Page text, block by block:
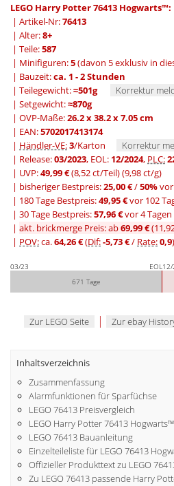
LEGO Harry Potter 76413
| Artikel-Nr:76413
| Alter:8+
| Teile:587
| Minifiguren:5(davon 5 exklusiv in
| Bauzeit:ca. 1 - 2 Stunden
| Teilegewicht:≈501g
Korrektur
| Setgewicht:≈870g
| OVP-Maße:26.2 x 38.2 x 7.05 cm
| EAN:5702017413174
| Händler-VE:3/Karton
Korrektur
| Release:03/2023, EOL: 12/2024, PLC:
| UVP:49,99 €(8,52 ct/Teil)(9,98 ct/g)
| bisheriger Bestpreis:25,00 €/50%vor
| 180 Tage Bestpreis:49,95 €vor 102
| 30 Tage Bestpreis:57,96 €vor 4 Tagen
| akt. brickmerge Preis: ab69,99 €
| POV:ca.64,26 €(Dif:-5,73 €/ Rate:0,9)
03/23 EOL
671 Tage
Zur LEGO Seite | Zur ebay
Inhaltsverzeichnis
Zusammenfassung
Alarmfunktionen für Sparfüchse
LEGO 76413 Preisvergleich
LEGO Harry Potter 76413
LEGO 76413 Bauanleitung
Einzelteileliste für LEGO 76413
Offizieller Produkttext zu LEGO
Zu LEGO 76413 passende Harry